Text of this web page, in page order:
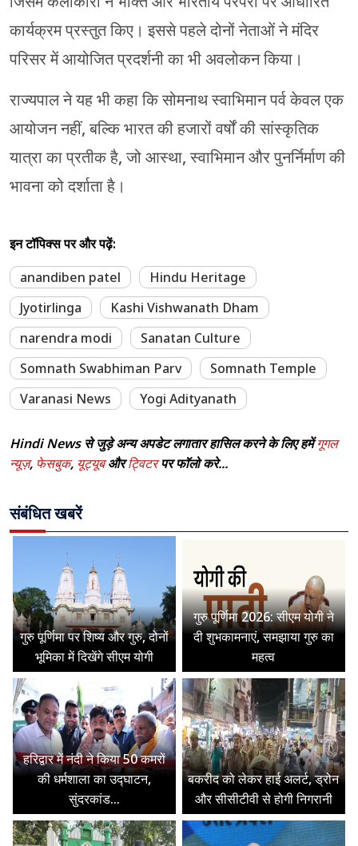
कार्यक्रम प्रस्तुत किए। इससे पहले दोनों नेताओं ने मंदिर
परिसर में आयोजित प्रदर्शनी का भी अवलोकन किया।
राज्यपाल ने यह भी कहा कि सोमनाथ स्वाभिमान पर्व केवल एक
आयोजन नहीं, बल्कि भारत की हजारों वर्षों की सांस्कृतिक
यात्रा का प्रतीक है, जो आस्था, स्वाभिमान और पुनर्निर्माण की
भावना को दर्शाता है।
इन टॉपिक्स पर और पढ़ें:
anandiben patel
Hindu Heritage
Jyotirlinga
Kashi Vishwanath Dham
narendra modi
Sanatan Culture
Somnath Swabhiman Parv
Somnath Temple
Varanasi News
Yogi Adityanath
Hindi News से जुड़े अन्य अपडेट लगातार हासिल करने के लिए हमेंगूगल
न्यूज़, फेसबुक, यूट्यूबऔरट्विटरपर फॉलो करे...
संबंधित खबरें
गुरु पूर्णिमा पर शिष्य और गुरु, दोनों
भूमिका में दिखेंगे सीएम योगी
गुरु पूर्णिमा 2026: सीएम योगी ने
दी शुभकामनाएं, समझाया गुरु का
महत्व
हरिद्वार में नंदी ने किया 50 कमरों
की धर्मशाला का उद्घाटन,
सुंदरकांड...
बकरीद को लेकर हाई अलर्ट, ड्रोन
और सीसीटीवी से होगी निगरानी